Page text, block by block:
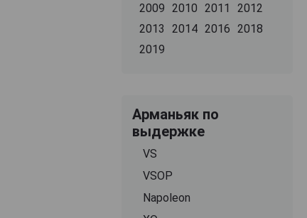
2009
2010 2011
2012
2013
2014 2016
2018
2019
Арманьяк по
выдержке
VS
VSOP
Napoleon